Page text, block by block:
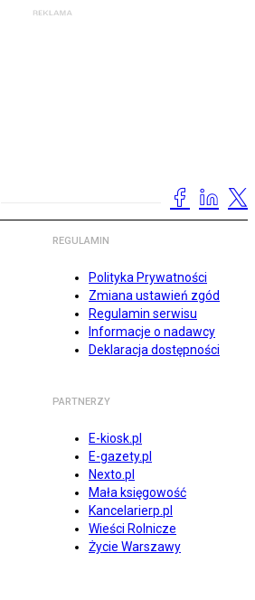
REGULAMIN
Polityka Prywatności
Zmiana ustawień zgód
Regulamin serwisu
Informacje o nadawcy
Deklaracja dostępności
PARTNERZY
E-kiosk.pl
E-gazety.pl
Nexto.pl
Mała księgowość
Kancelarierp.pl
Wieści Rolnicze
Życie Warszawy